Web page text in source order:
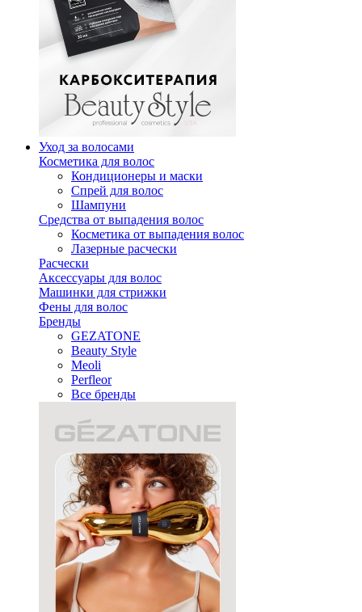
Уход за волосами
Косметика для волос
Кондиционеры и маски
Спрей для волос
Шампуни
Средства от выпадения волос
Косметика от выпадения волос
Лазерные расчески
Расчески
Аксессуары для волос
Машинки для стрижки
Фены для волос
Бренды
GEZATONE
Beauty Style
Meoli
Perfleor
Все бренды